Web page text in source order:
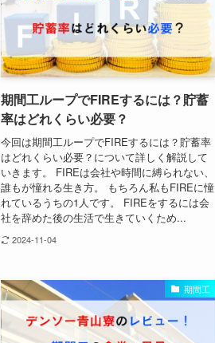
期間工ループでFIREするには？貯蓄
率はどれくらい必要？
今回は期間工ループでFIREするには？貯蓄率
はどれくらい必要？について詳しく解説して
いきます。 FIREは会社や時間に縛られない、
誰もが憧れる生き方。 もちろん私もFIREに憧
れているうちの1人です。 FIREをするには会
社を辞めた後の生活で生きていくため...
2024-11-04
期間工